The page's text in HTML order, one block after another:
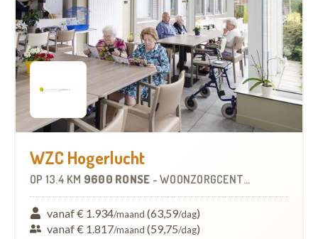
WZC Hogerlucht
OP 13.4 KM 9600 RONSE - WOONZORGCENTRUM (WZC)
vanaf € 1.934/maand (63,59/dag)
vanaf € 1.817/maand (59,75/dag)